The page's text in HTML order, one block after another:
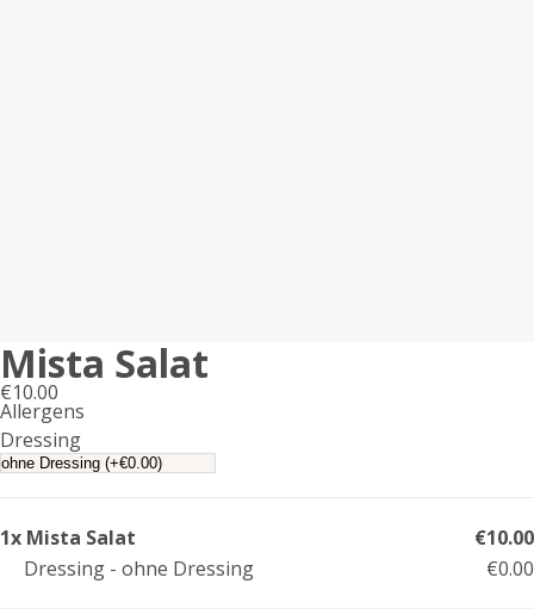
Mista Salat
€10.00
Allergens
Product
allergen
Dressing
1x Mista Salat
€10.00
Dressing - ohne Dressing
€0.00